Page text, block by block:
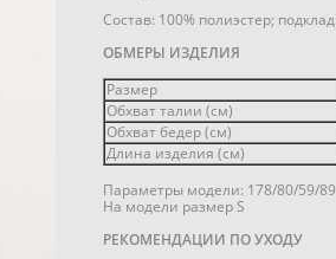
Состав: 100% полиэстер;
ОБМЕРЫ ИЗДЕЛИЯ
Размер
Обхват талии (см)
Обхват бедер (см)
Длина изделия (см)
Параметры модели: 178/80/59/89
На модели размер S
РЕКОМЕНДАЦИИ ПО УХОДУ